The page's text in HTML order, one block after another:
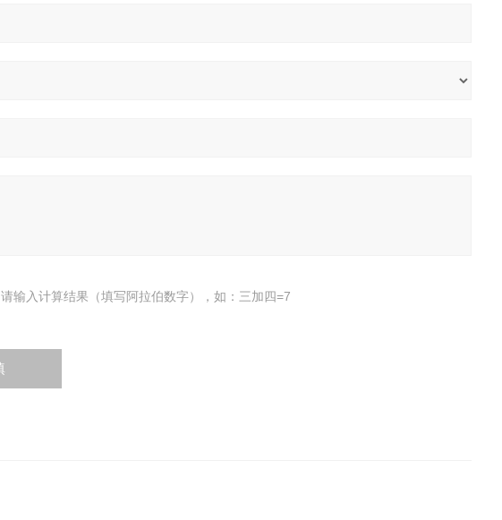
请输入计算结果（填写阿拉伯数字），如：三加四=7